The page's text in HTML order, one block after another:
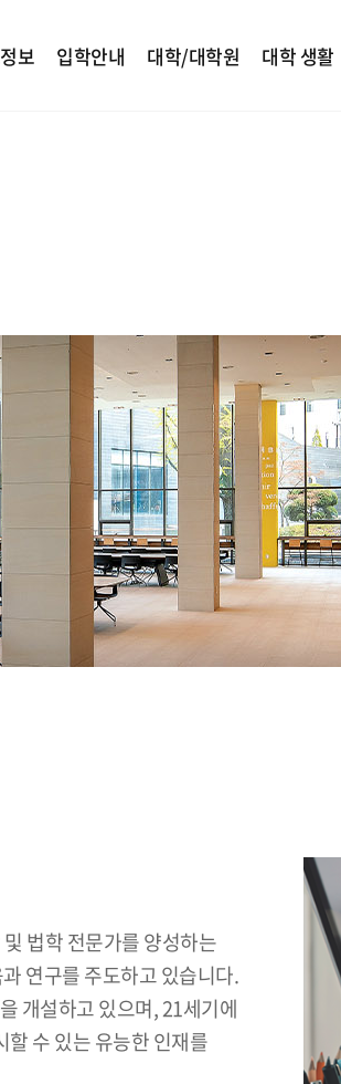
보 입학안내 대학/대학원 대학 생활
법학 전문가를 양성하는
연구를 주도하고 있습니다.
개설하고 있으며, 21세기에
수 있는 유능한 인재를